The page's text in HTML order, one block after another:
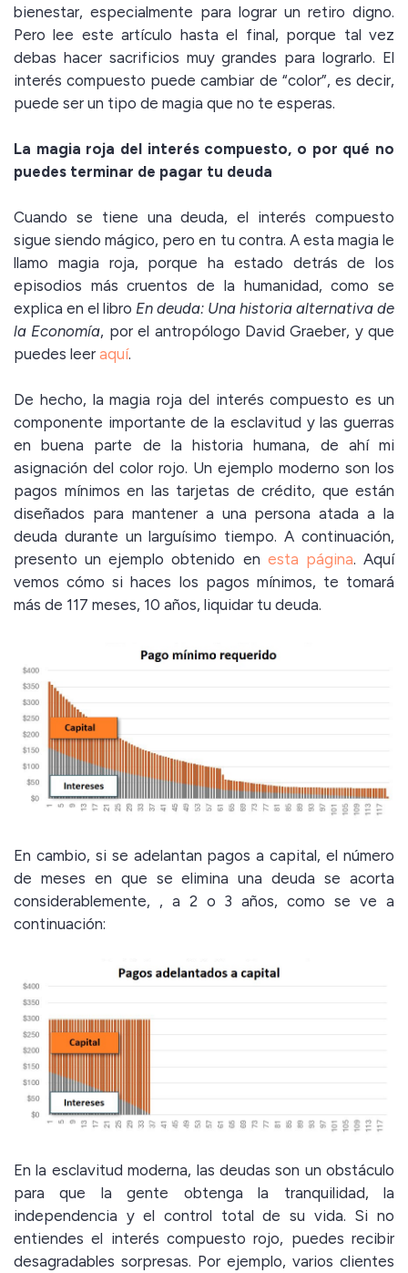
bienestar, especialmente para lograr un retiro digno.
Pero lee este artículo hasta el final, porque tal vez
debas hacer sacrificios muy grandes para lograrlo. El
interés compuesto puede cambiar de “color”, es decir,
puede ser un tipo de magia que no te esperas.
La magia roja del interés compuesto, o por qué no
puedes terminar de pagar tu deuda
Cuando se tiene una deuda, el interés compuesto
sigue siendo mágico, pero en tu contra. A esta magia le
llamo magia roja, porque ha estado detrás de los
episodios más cruentos de la humanidad, como se
explica en el libro En deuda: Una historia alternativa de
la Economía, por el antropólogo David Graeber, y que
puedes leer aquí.
De hecho, la magia roja del interés compuesto es un
componente importante de la esclavitud y las guerras
en buena parte de la historia humana, de ahí mi
asignación del color rojo. Un ejemplo moderno son los
pagos mínimos en las tarjetas de crédito, que están
diseñados para mantener a una persona atada a la
deuda durante un larguísimo tiempo. A continuación,
presento un ejemplo obtenido en esta página. Aquí
vemos cómo si haces los pagos mínimos, te tomará
más de 117 meses, 10 años, liquidar tu deuda.
En cambio, si se adelantan pagos a capital, el número
de meses en que se elimina una deuda se acorta
considerablemente, , a 2 o 3 años, como se ve a
continuación:
En la esclavitud moderna, las deudas son un obstáculo
para que la gente obtenga la tranquilidad, la
independencia y el control total de su vida. Si no
entiendes el interés compuesto rojo, puedes recibir
desagradables sorpresas. Por ejemplo, varios clientes